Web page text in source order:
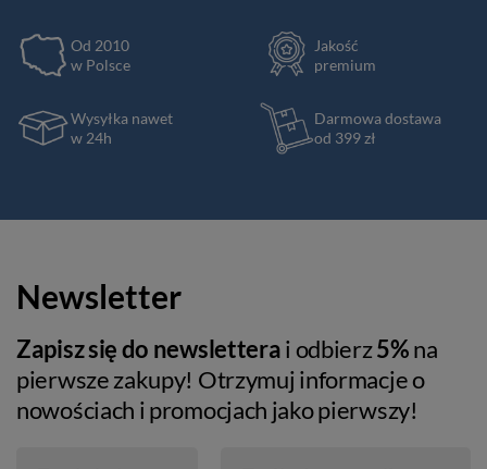
Od 2010
w Polsce
Jakość
premium
Wysyłka nawet
w 24h
Darmowa dostawa
od 399 zł
Newsletter
Zapisz się do newsletterai odbierz5%na
pierwsze zakupy! Otrzymuj informacje o
nowościach i promocjach jako pierwszy!